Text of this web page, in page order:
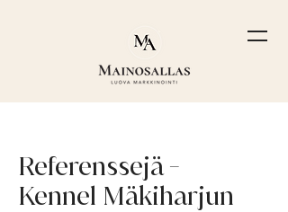
Referenssejä -
Kennel Mäkiharjun